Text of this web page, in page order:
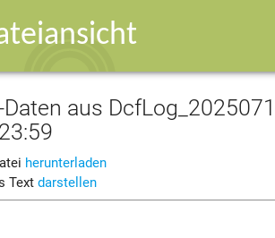
Daten aus
herunterladen
Text darstellen